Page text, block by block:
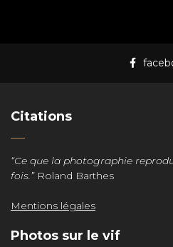
Citations
“Ce que la photographie
fois.” Roland Barthes
Mentions légales
Photos sur le vif